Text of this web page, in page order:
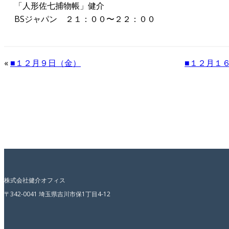
「人形佐七捕物帳」健介
BSジャパン ２１：００〜２２：００
« ■１２月９日（金） ■１２月１
株式会社健介オフィス
〒342-0041 埼玉県吉川市保1丁目4-12